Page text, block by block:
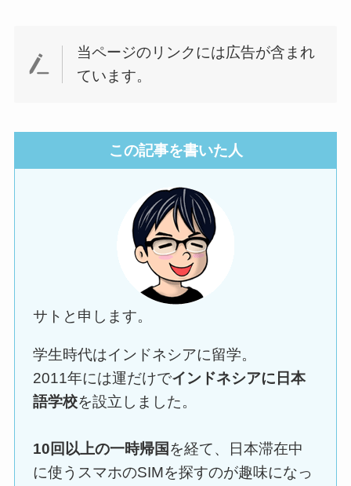
当ページのリンクには広告が含まれ
ています。
この記事を書いた人
サトと申します。
学生時代はインドネシアに留学。
2011年には運だけでインドネシアに日本
語学校を設立しました。
10回以上の一時帰国 を経て、日本滞在中
に使うスマホのSIMを探すのが趣味になっ